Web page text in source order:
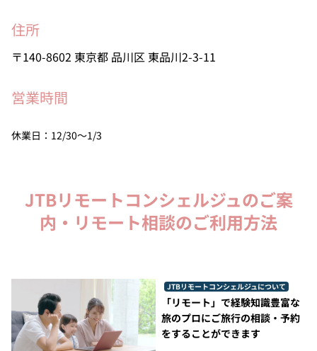
住所
140-8602 東京都 品川区 東品川2-3-11
営業時間
休業日：12/30～1/3
JTBリモートコンシェルジュのご案
内・リモート相談のご利用方法
JTBリモートコンシェルジュについて
「リモート」で経験知識豊富な
旅のプロにご旅行の相談・予約
をすることができます